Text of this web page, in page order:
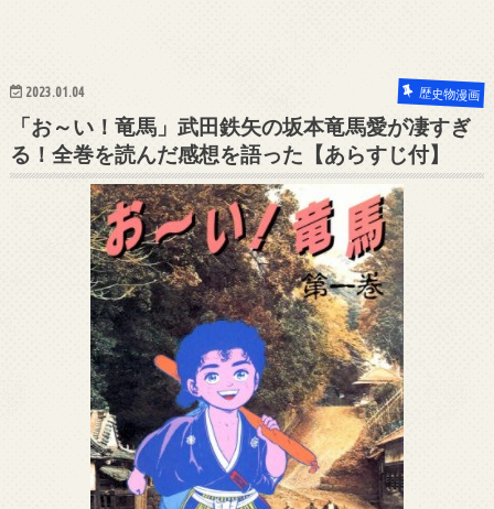
2023.01.04 歴史物漫画
「お～い！竜馬」武田鉄矢の坂本竜馬愛が凄すぎ
る！全巻を読んだ感想を語った【あらすじ付】